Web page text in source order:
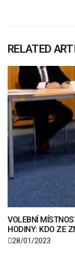
RELATED
VOLEBNÍ
HODINY: KDO ZE
28/01/2023